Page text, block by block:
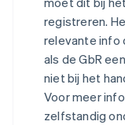
registreren.
relevante info
als de GbR
niet bij het
Voor meer
zelfstandig